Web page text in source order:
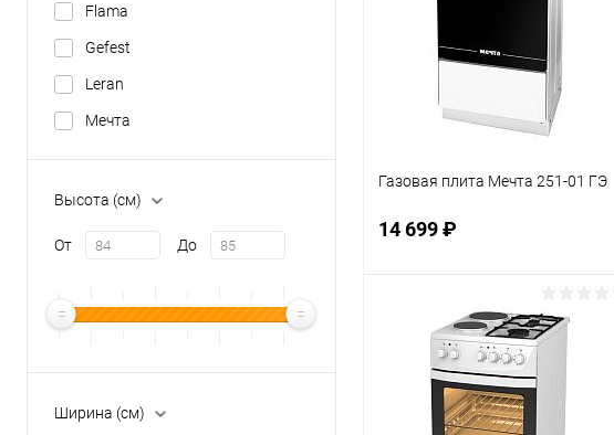
Flama
Gefest
Leran
Мечта
Высота (см)
От До
Ширина (см)
В избранное
Газовая плита Мечта 251-01 ГЭ
14 699 ₽
В корзину
Купить в 1 клик К сравнению
В избранное